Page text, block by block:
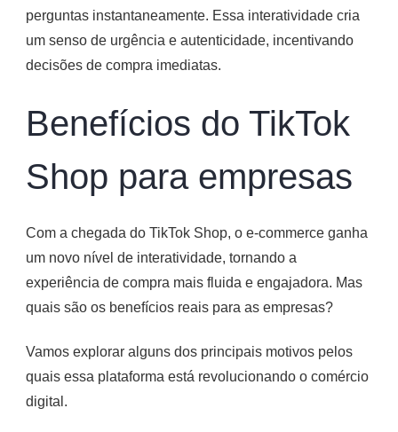
perguntas instantaneamente. Essa interatividade cria
um senso de urgência e autenticidade, incentivando
decisões de compra imediatas.​
Benefícios do TikTok
Shop para empresas
Com a chegada do TikTok Shop, o e-commerce ganha
um novo nível de interatividade, tornando a
experiência de compra mais fluida e engajadora. Mas
quais são os benefícios reais para as empresas?
Vamos explorar alguns dos principais motivos pelos
quais essa plataforma está revolucionando o comércio
digital.